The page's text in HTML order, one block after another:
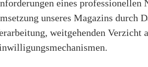
eines professionellen
unseres Magazins durch
weitgehenden Verzicht